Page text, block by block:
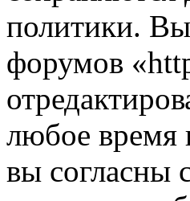
политики. Вы
форумов
любое время
вы согласны